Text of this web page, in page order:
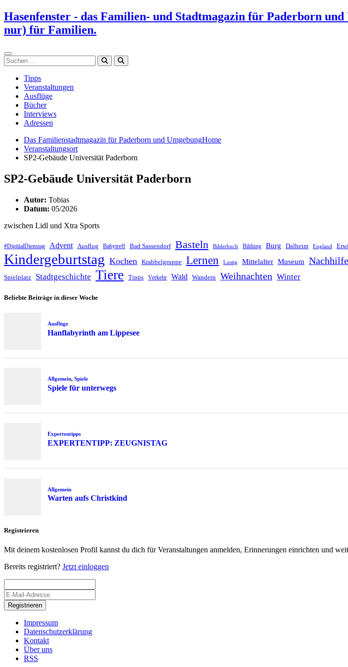
Zum
Inhalt
springen
Hasenfenster - das Familien- und Stadtmagazin für Paderborn
nur) für Familien.
Suchen
Tipps
Veranstaltungen
Ausflüge
Bücher
Interviews
Adressen
Das Familienstadtmagazin für Paderborn und UmgebungHome
Veranstaltungsort
SP2-Gebäude Universität Paderborn
SP2-Gebäude Universität Paderborn
Autor: Tobias
Datum: 05/2026
zwischen Lidl und Xtra Sports
#DigitialDienstag Advent Ausflug Babytreff Bad Sassendorf Basteln Bilderbuch Bildung Burg Dalheim England
Kindergeburtstag Kochen Krabbelgruppe Lernen Lustig Mittelalter Museum Nachhilfe
Spielplatz Stadtgeschichte Tiere Tipps Verkehr Wald Wandern Weihnachten Winter
Beliebte Beiträge in dieser Woche
Ausflüge
Hanflabyrinth am Lippesee
Allgemein, Spiele
Spiele für unterwegs
Expertentipps
EXPERTENTIPP: ZEUGNISTAG
Allgemein
Warten aufs Christkind
Registrieren
Mit deinem kostenlosen Profil kannst du dich für Veranstaltungen anmelden, Erinnerungen einrichten und
Bereits registriert? Jetzt einloggen
Registrieren
Impressum
Datenschutzerklärung
Kontakt
Über uns
RSS